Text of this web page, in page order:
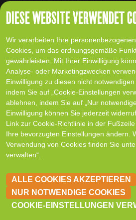
DIESE WEBSITE VERWENDET
Wir verarbeiten Ihre
Cookies, um das ordnungsgemäße
gewährleisten. Mit Ihrer Einwilligung
Analyse- oder Marketingzwecken
Einwilligung zu diesen nicht notwendigen
indem Sie auf „Cookie-Einstellungen
ablehnen, indem Sie auf „Nur
Einwilligung können Sie jederzeit
Link zur Cookie-Richtlinie in der
Ihre bevorzugten Einstellungen ändern.
Verwendung von Cookies finden Sie
verwalten“.
ALLE COOKIES AKZEPTIEREN
NUR NOTWENDIGE COOKIES
COOKIE-EINSTELLUNGEN
Newsletterdiensteanbieter
Abbestellung des Newsletters aus
Zwecken bei uns gespeichert
unberührt.
Nach Ihrer Austragung aus der
Ihre E-Mail-Adresse bei uns bzw.
Newsletterdiensteanbieter ggf. in
gespeichert, sofern dies zur
erforderlich ist. Die Daten aus der
diesen Zweck verwendet und nicht
zusammengeführt. Dies dient
auch unserem Interesse an der
Vorgaben beim Versand von
können der Speicherung
Interessen unser berechtigtes
Näheres entnehmen Sie den